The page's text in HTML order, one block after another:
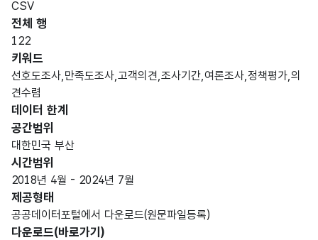
데이터 항목 표로 항목명, 항목명(영문명), 항목 설명, 도메인
연번 연번
형
(NU
10
설문
조사
명
설문
명
CHA
CSV
전체 행
122
키워드
선호도조사,만족도조사,고객의견,조사기간,여론조사,정책평가,의
견수렴
데이터 한계
공간범위
대한민국 부산
시간범위
2018년 4월 - 2024년 7월
제공형태
공공데이터포털에서 다운로드(원문파일등록)
다운로드(바로가기)